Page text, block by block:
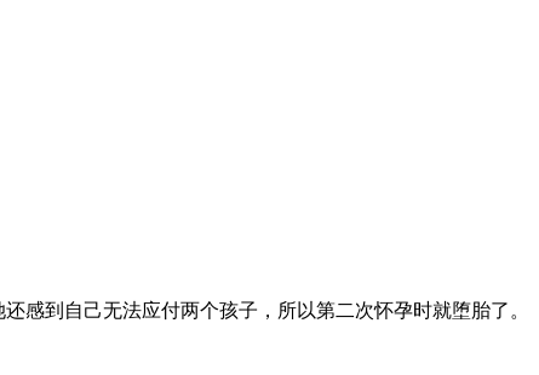
感到自己无法应付两个孩子，所以第二次怀孕时就堕胎了。